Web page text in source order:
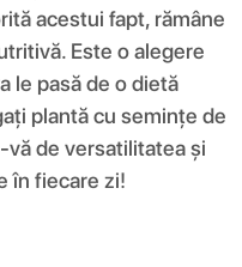
acestui fapt, rămâne
Este o alegere
le pasă de o dietă
plantă cu semințe de
vă de versatilitatea și
în fiecare zi!